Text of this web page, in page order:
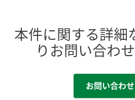
本件に関する詳細
りお問い合わ
お問い合わせ